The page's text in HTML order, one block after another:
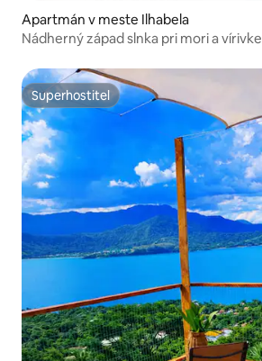
Apartmán v meste Ilhabela
Nádherný západ slnka pri mori a vírivke
Superhostiteľ
Superhostiteľ